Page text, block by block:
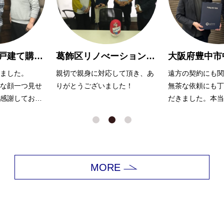
葛飾区リノべーションマンション購入 O様
て頂き、あ
た！
大阪府豊中市中古マンション購入Y様
遠方の契約にも関わらず、また
無茶な依頼にも丁寧に対応いた
大変お世話にな
無理を言っても
ず、努力いただ
MORE